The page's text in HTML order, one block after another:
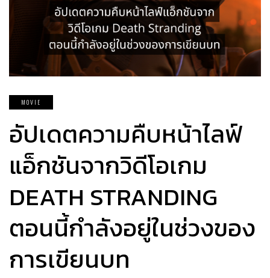
MOVIE
อัปเดตความคืบหน้าไลฟ์
แอ็กชันจากวิดีโอเกม
DEATH STRANDING
ตอนนี้กำลังอยู่ในช่วงของ
การเขียนบท